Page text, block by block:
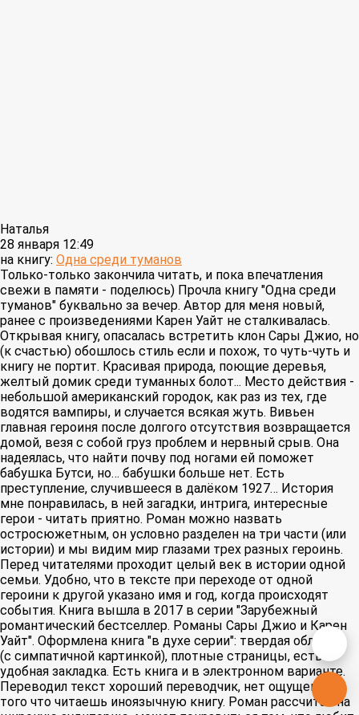
Наталья
28 января 12:49
на книгу: Одна среди туманов
Только-только закончила читать, и пока впечатления
свежи в памяти - поделюсь) Прочла книгу "Одна среди
туманов" буквально за вечер. Автор для меня новый,
ранее с произведениями Карен Уайт не сталкивалась.
Открывая книгу, опасалась встретить клон Сары Джио, но
(к счастью) обошлось стиль если и похож, то чуть-чуть и
книгу не портит. Красивая природа, поющие деревья,
желтый домик среди туманных болот... Место действия -
небольшой американский городок, как раз из тех, где
водятся вампиры, и случается всякая жуть. Вивьен
главная героиня после долгого отсутствия возвращается
домой, везя с собой груз проблем и нервный срыв. Она
надеялась, что найти почву под ногами ей поможет
бабушка Бутси, но… бабушки больше нет. Есть
преступление, случившееся в далёком 1927… История
мне понравилась, в ней загадки, интрига, интересные
герои - читать приятно. Роман можно назвать
остросюжетным, он условно разделен на три части (или
истории) и мы видим мир глазами трех разных героинь.
Перед читателями проходит целый век в истории одной
семьи. Удобно, что в тексте при переходе от одной
героини к другой указано имя и год, когда происходят
события. Книга вышла в 2017 в серии "Зарубежный
романтический бестселлер. Романы Сары Джио и Карен
Уайт". Оформлена книга "в духе серии": твердая обложка
(с симпатичной картинкой), плотные страницы, есть
удобная закладка. Есть книга и в электронном варианте.
Переводил текст хороший переводчик, нет ощущения
того что читаешь иноязычную книгу. Роман рассчитан на